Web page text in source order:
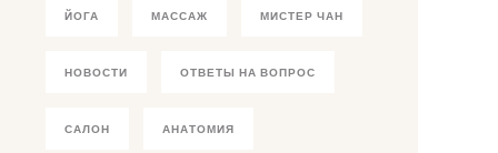
ЙОГА МАССАЖ МИСТЕР ЧАН
НОВОСТИ ОТВЕТЫ НА ВОПРОС
САЛОН АНАТОМИЯ